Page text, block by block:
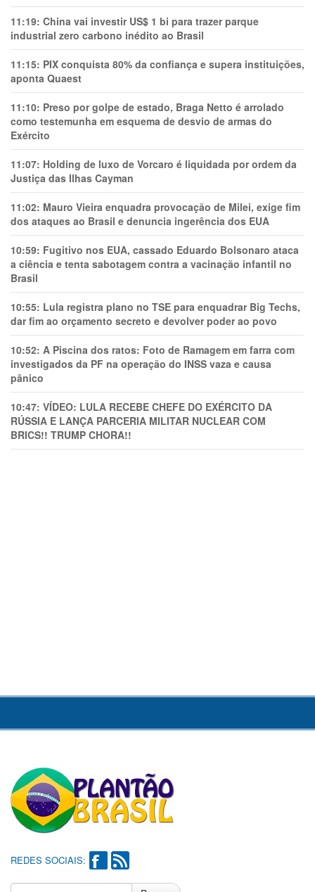
11:19: China vai investir US$ 1 bi para trazer parque
industrial zero carbono inédito ao Brasil
11:15: PIX conquista 80% da confiança e supera instituições,
aponta Quaest
11:10: Preso por golpe de estado, Braga Netto é arrolado
como testemunha em esquema de desvio de armas do
Exército
11:07: Holding de luxo de Vorcaro é liquidada por ordem da
Justiça das Ilhas Cayman
11:02: Mauro Vieira enquadra provocação de Milei, exige fim
dos ataques ao Brasil e denuncia ingerência dos EUA
10:59: Fugitivo nos EUA, cassado Eduardo Bolsonaro ataca
a ciência e tenta sabotagem contra a vacinação infantil no
Brasil
10:55: Lula registra plano no TSE para enquadrar Big Techs,
dar fim ao orçamento secreto e devolver poder ao povo
10:52: A Piscina dos ratos: Foto de Ramagem em farra com
investigados da PF na operação do INSS vaza e causa
pânico
10:47: VÍDEO: LULA RECEBE CHEFE DO EXÉRCITO DA
RÚSSIA E LANÇA PARCERIA MILITAR NUCLEAR COM
BRICS!! TRUMP CHORA!!
REDES SOCIAIS: